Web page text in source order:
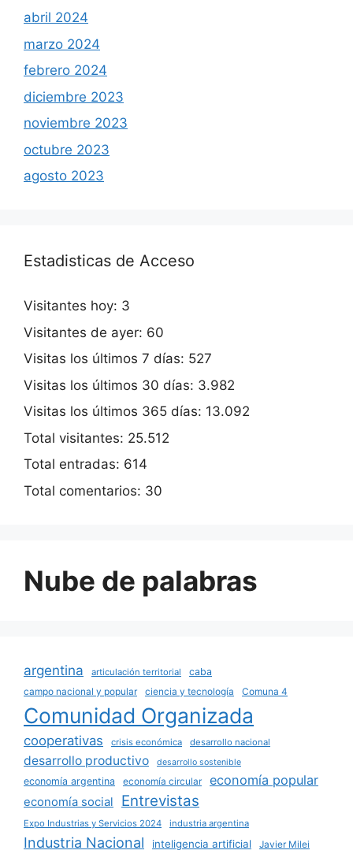
abril 2024
marzo 2024
febrero 2024
diciembre 2023
noviembre 2023
octubre 2023
agosto 2023
Estadisticas de Acceso
Visitantes hoy: 3
Visitantes de ayer: 60
Visitas los últimos 7 días: 527
Visitas los últimos 30 días: 3.982
Visitas los últimos 365 días: 13.092
Total visitantes: 25.512
Total entradas: 614
Total comentarios: 30
Nube de palabras
argentina articulación territorial
caba
campo nacional y popular
ciencia y tecnología Comuna 4
Comunidad Organizada
cooperativas crisis económica desarrollo nacional
desarrollo productivo desarrollo sostenible
economía argentina economía circular economía popular
economía social Entrevistas
Expo Industrias y Servicios 2024 industria argentina
Industria Nacional inteligencia artificial Javier Milei